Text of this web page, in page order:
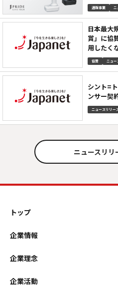
通販事業 ニ
日本最大
賞」に協
用したく
協賛 ニュー
シント=
ンサー契
ニュースリリー
ニュースリリ
トップ
企業情報
企業理念
企業活動